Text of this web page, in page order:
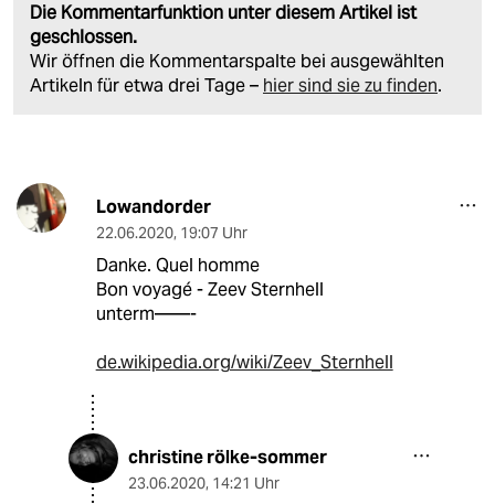
Die Kommentarfunktion unter diesem Artikel ist
geschlossen.
Wir öffnen die Kommentarspalte bei ausgewählten
Artikeln für etwa drei Tage – hier sind sie zu finden.
Lowandorder
22.06.2020, 19:07 Uhr
Danke. Quel homme
Bon voyagé - Zeev Sternhell
unterm——-
de.wikipedia.org/wiki/Zeev_Sternhell
christine rölke-sommer
23.06.2020, 14:21 Uhr